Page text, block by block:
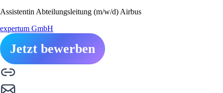
Assistentin Abteilungsleitung (m/w/d) Airbus
expertum GmbH
Jetzt bewerben